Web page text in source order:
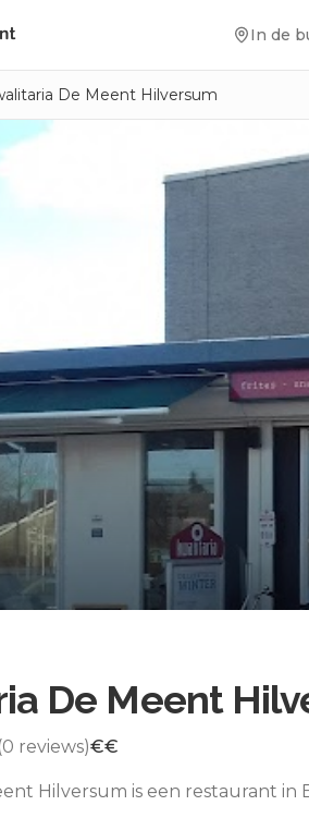
In de
De Meent Hilversum
De Meent
(0 reviews)€€
Hilversum is een restaurant in